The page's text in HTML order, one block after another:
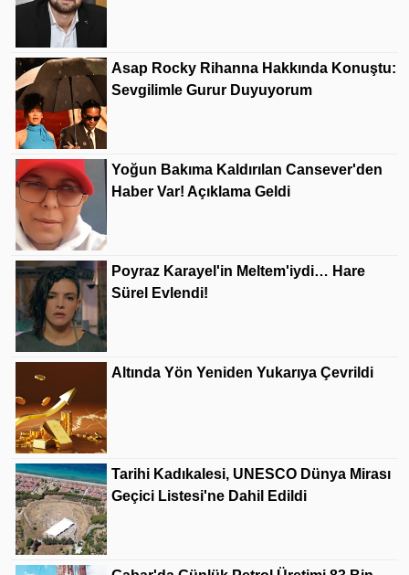
Asap Rocky Rihanna Hakkında Konuştu:
Sevgilimle Gurur Duyuyorum
Yoğun Bakıma Kaldırılan Cansever'den
Haber Var! Açıklama Geldi
Poyraz Karayel'in Meltem'iydi… Hare
Sürel Evlendi!
Altında Yön Yeniden Yukarıya Çevrildi
Tarihi Kadıkalesi, UNESCO Dünya Mirası
Geçici Listesi'ne Dahil Edildi